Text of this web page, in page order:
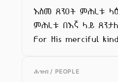
እስመ ጸንዐት ምሕረቱ
ምሕረቱ በእኛ ላይ
For His merciful
ሕዝብ / PEOPLE